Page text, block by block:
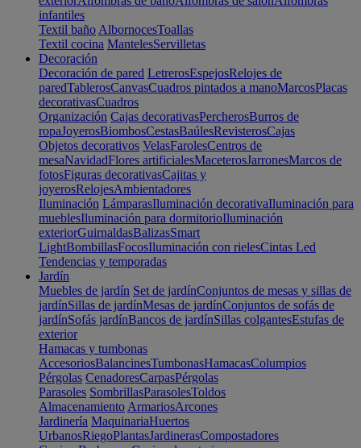
infantiles
Textil baño AlbornocesToallas
Textil cocina MantelesServilletas
Decoración
Decoración de pared LetrerosEspejosRelojes de
paredTablerosCanvasCuadros pintados a manoMarcosPlacas
decorativasCuadros
Organización Cajas decorativasPercherosBurros de
ropaJoyerosBiombosCestasBaúlesRevisterosCajas
Objetos decorativos VelasFarolesCentros de
mesaNavidadFlores artificialesMaceterosJarronesMarcos de
fotosFiguras decorativasCajitas y
joyerosRelojesAmbientadores
Iluminación LámparasIluminación decorativaIluminación para
mueblesIluminación para dormitorioIluminación
exteriorGuirnaldasBalizasSmart
LightBombillasFocosIluminación con rielesCintas Led
Tendencias y temporadas
Jardín
Muebles de jardín Set de jardínConjuntos de mesas y sillas de
jardínSillas de jardínMesas de jardínConjuntos de sofás de
jardínSofás jardínBancos de jardínSillas colgantesEstufas de
exterior
Hamacas y tumbonas
AccesoriosBalancinesTumbonasHamacasColumpios
Pérgolas CenadoresCarpasPérgolas
Parasoles SombrillasParasolesToldos
Almacenamiento ArmariosArcones
Jardinería MaquinariaHuertos
UrbanosRiegoPlantasJardinerasCompostadores